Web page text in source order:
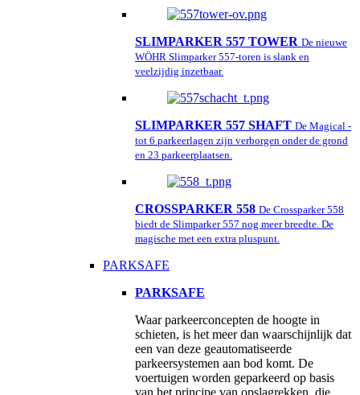
SLIMPARKER 557 TOWER De nieuwe
WÖHR Slimparker 557-toren is slank en
veelzijdig inzetbaar.
SLIMPARKER 557 SHAFT De Magical -
tot 6 parkeerlagen zijn verborgen onder de grond
en 23 parkeerplaatsen.
CROSSPARKER 558 De Crossparker 558
biedt de Slimparker 557 nog meer breedte. De
magische met een extra pluspunt.
PARKSAFE
PARKSAFE
Waar parkeerconcepten de hoogte in
schieten, is het meer dan waarschijnlijk dat
een van deze geautomatiseerde
parkeersystemen aan bod komt. De
voertuigen worden geparkeerd op basis
van het principe van opslagrekken, die